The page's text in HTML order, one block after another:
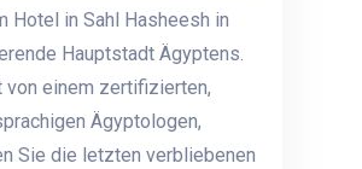
Hotel in Sahl Hasheesh in
Hauptstadt Ägyptens.
von einem zertifizierten,
Ägyptologen,
Sie die letzten verbliebenen